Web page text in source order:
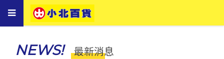
Toggle
navigation
NEWS! 最新消息